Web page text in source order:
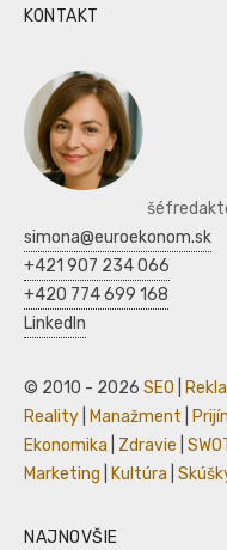
KONTAKT
simona@euroekonom.sk
+421 907 234 066
+420 774 699 168
LinkedIn
© 2010 - 2026 SEO
Reality
Manažment
Ekonomika
Zdravie
Marketing
Kultúra
NAJNOVŠIE